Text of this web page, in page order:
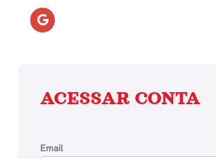
ACESSAR CONTA
Email